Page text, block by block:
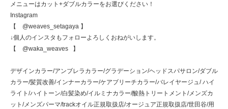
メニューはカット+ダブルカラーをお選びください！
Instagram
【 @weaves_setagaya 】
↓個人のインスタもフォローよろしくおねがいします。
【 @waka_weaves 】
デザインカラー/アンブレラカラー/グラデーション/ヘッドスパサロン/ダブル
カラー/髪質改善/インナーカラー/ケアブリーチカラー/バレイヤージュ/ ハイ
ライト/ハイトーン/白髪染め/イルミナカラー/酸熱トリートメント/メンズカ
ット/メンズパーマ/trackオイル正規取扱店/オージュア正規取扱店/世田谷/用